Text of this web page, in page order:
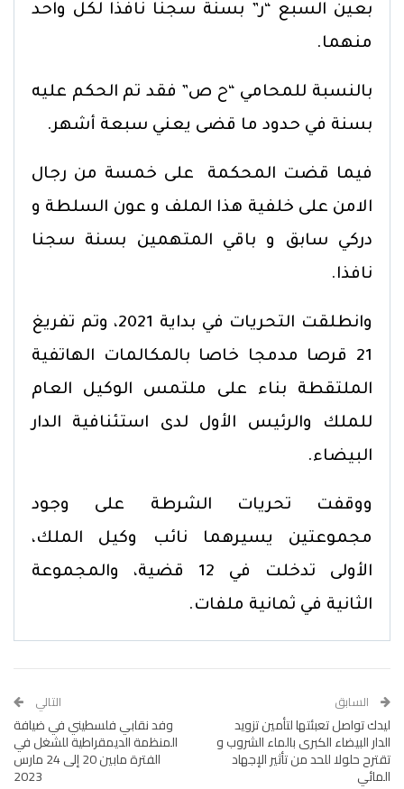
بعين السبع “ر” بسنة سجنا نافذا لكل واحد
منهما.
بالنسبة للمحامي “ح ص” فقد تم الحكم عليه
بسنة في حدود ما قضى يعني سبعة أشهر.
فيما قضت المحكمة على خمسة من رجال
الامن على خلفية هذا الملف و عون السلطة و
دركي سابق و باقي المتهمين بسنة سجنا
نافذا.
وانطلقت التحريات في بداية 2021، وتم تفريغ
21 قرصا مدمجا خاصا بالمكالمات الهاتفية
الملتقطة بناء على ملتمس الوكيل العام
للملك والرئيس الأول لدى استئنافية الدار
البيضاء.
ووقفت تحريات الشرطة على وجود
مجموعتين يسيرهما نائب وكيل الملك،
الأولى تدخلت في 12 قضية، والمجموعة
الثانية في ثمانية ملفات.
السابق
ليدك تواصل تعبئتها لتأمين تزويد
الدار البيضاء الكبرى بالماء الشروب و
تقترح حلولا للحد من تأثير الإجهاد
المائي
التالي
وفد نقابي فلسطيني في ضيافة
المنظمة الديمقراطية للشغل في
الفترة مابين 20 إلى 24 مارس
2023